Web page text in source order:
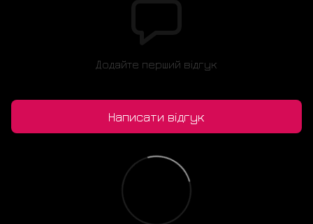
Додайте перший відгук
Написати відгук